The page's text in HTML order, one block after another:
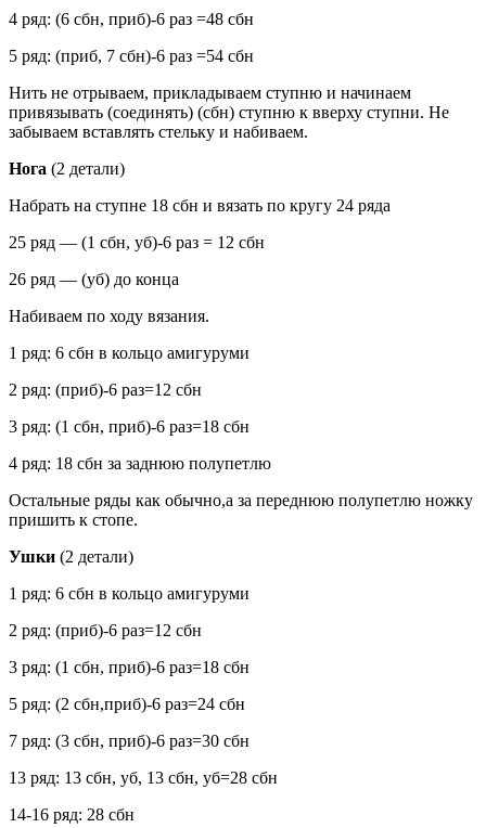
4 ряд: (6 сбн, приб)-6 раз =48 сбн
5 ряд: (приб, 7 сбн)-6 раз =54 сбн
Нить не отрываем, прикладываем ступню и начинаем
привязывать (соединять) (сбн) ступню к вверху ступни. Не
забываем вставлять стельку и набиваем.
Нога (2 детали)
Набрать на ступне 18 сбн и вязать по кругу 24 ряда
25 ряд — (1 сбн, уб)-6 раз = 12 сбн
26 ряд — (уб) до конца
Набиваем по ходу вязания.
1 ряд: 6 сбн в кольцо амигуруми
2 ряд: (приб)-6 раз=12 сбн
3 ряд: (1 сбн, приб)-6 раз=18 сбн
4 ряд: 18 сбн за заднюю полупетлю
Остальные ряды как обычно,а за переднюю полупетлю ножку
пришить к стопе.
Ушки (2 детали)
1 ряд: 6 сбн в кольцо амигуруми
2 ряд: (приб)-6 раз=12 сбн
3 ряд: (1 сбн, приб)-6 раз=18 сбн
5 ряд: (2 сбн,приб)-6 раз=24 сбн
7 ряд: (3 сбн, приб)-6 раз=30 сбн
13 ряд: 13 сбн, уб, 13 сбн, уб=28 сбн
14-16 ряд: 28 сбн